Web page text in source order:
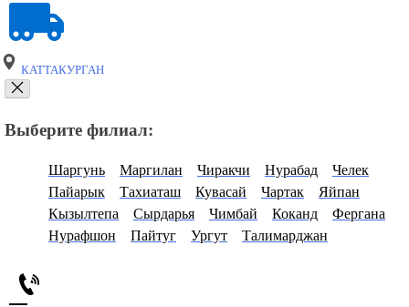
КАТТАКУРГАН
Выберите филиал:
Шаргунь Маргилан Чиракчи Нурабад
Челек
Пайарык
Тахиаташ Кувасай Чартак
Яйпан
Кызылтепа
Сырдарья Чимбай Коканд
Фергана
Нурафшон
Пайтуг Ургут Талимарджан